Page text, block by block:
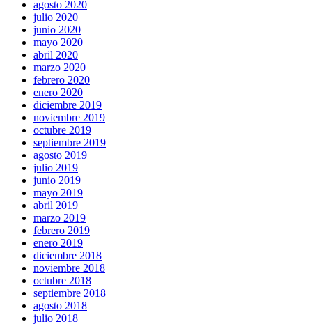
agosto 2020
julio 2020
junio 2020
mayo 2020
abril 2020
marzo 2020
febrero 2020
enero 2020
diciembre 2019
noviembre 2019
octubre 2019
septiembre 2019
agosto 2019
julio 2019
junio 2019
mayo 2019
abril 2019
marzo 2019
febrero 2019
enero 2019
diciembre 2018
noviembre 2018
octubre 2018
septiembre 2018
agosto 2018
julio 2018